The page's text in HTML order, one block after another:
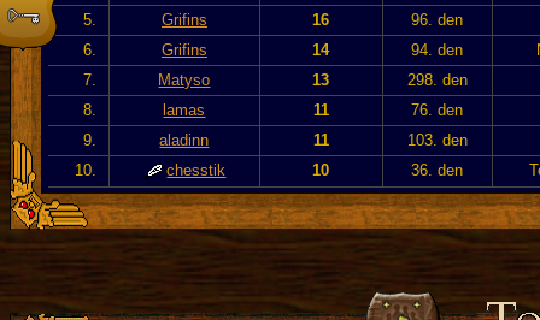
5.
Grifins 16
96. den
6.
Grifins 14 94. den
7.
Matyso 13
298. den
8.
lamas 11
76. den
9.
aladinn 11
103. den
10.
chesstik 10 36. den